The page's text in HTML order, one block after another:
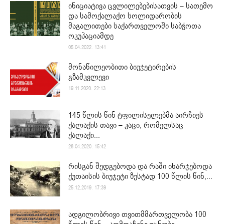
ინიციატივა ცვლილებებისათვის – სათემო
და სამოქალაქო სოლიდარობის
მაგალითები საქართველოში საბჭოთა
ოკუპაციამდე
05.04.2022. 13:41
მონაწილეობითი ბიუჯეტირების
გზამკვლევი
19.11.2020. 22:13
145 წლის წინ ტფილისელებმა აირჩიეს
ქალაქის თავი – კაცი, რომელსაც
ქალაქი...
28.04.2020. 15:42
რისგან შედგებოდა და რაში იხარჯებოდა
ქუთაისის ბიუჯეტი ზუსტად 100 წლის წინ,...
25.12.2019. 17:39
ადგილობრივი თვითმმართველობა 100